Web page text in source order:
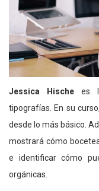
Jessica Hische es
tipografías. En su
desde lo más básico.
mostrará cómo
e identificar cómo
orgánicas.